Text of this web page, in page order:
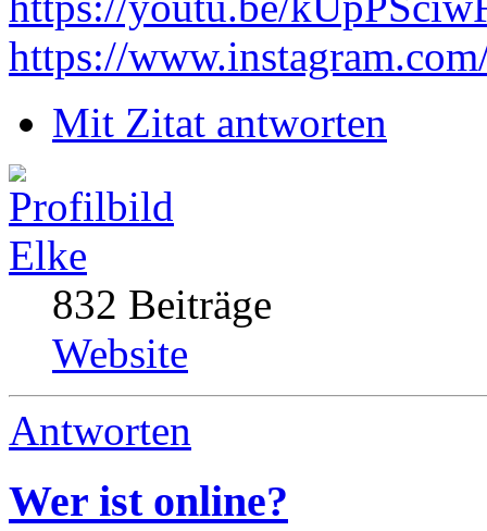
https://
Mit Zitat antworten
Elke
832 Beiträge
Website
Antworten
Wer ist online?